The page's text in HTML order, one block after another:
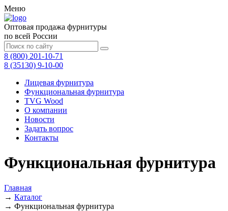
Меню
Оптовая продажа фурнитуры
по всей России
8 (800) 201-10-71
8 (35130) 9-10-00
Лицевая фурнитура
Функциональная фурнитура
TVG Wood
О компании
Новости
Задать вопрос
Контакты
Функциональная фурнитура
Главная
→ Каталог
→ Функциональная фурнитура